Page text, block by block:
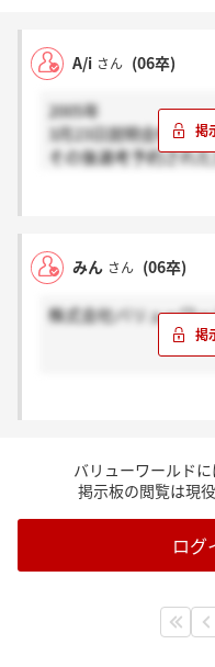
A/i さん (06卒)
2005年
3月23日説明会参加さ
その後選考予約され
みん さん (06卒)
株式会社バリューワー
バリューワールドに
掲示板の閲覧は現
ログ